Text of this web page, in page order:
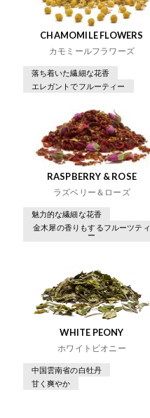
CHAMOMILE FLOWERS
カモミールフラワーズ
落ち着いた繊細な花香
エレガントでフルーティー
RASPBERRY & ROSE
ラズベリー＆ローズ
魅力的な繊細な花香
金木犀の香りもするフルーツティ
ー
WHITE PEONY
ホワイトピオニー
中国雲南省の白牡丹
甘く爽やか